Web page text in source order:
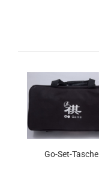
Go-Set-Tasche